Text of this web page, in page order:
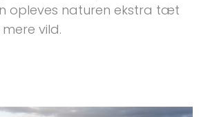
opleves naturen ekstra tæt
vild.